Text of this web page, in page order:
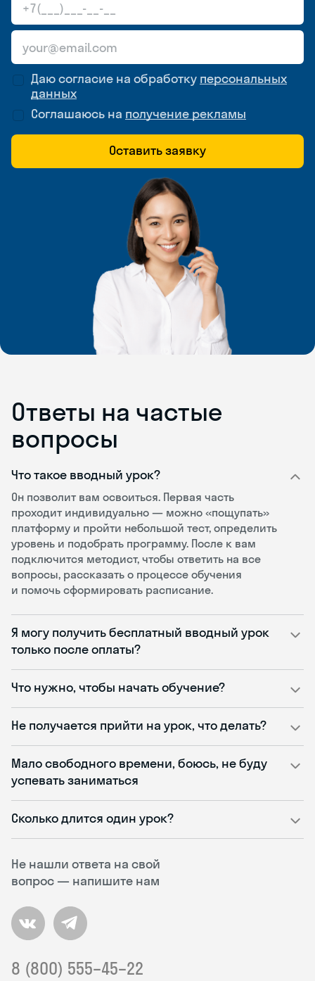
Даю согласие на обработку персональных
данных
Соглашаюсь на получение рекламы
Оставить заявку
Ответы на частые
вопросы
Не нашли ответа на свой
вопрос — напишите нам
8 (800) 555–45–22
Что такое вводный урок?
Он позволит вам освоиться. Первая часть
проходит индивидуально — можно «пощупать»
платформу и пройти небольшой тест, определить
уровень и подобрать программу. После к вам
подключится методист, чтобы ответить на все
вопросы, рассказать о процессе обучения
и помочь сформировать расписание.
Я могу получить бесплатный вводный урок
только после оплаты?
Что нужно, чтобы начать обучение?
Не получается прийти на урок, что делать?
Мало свободного времени, боюсь, не буду
успевать заниматься
Сколько длится один урок?